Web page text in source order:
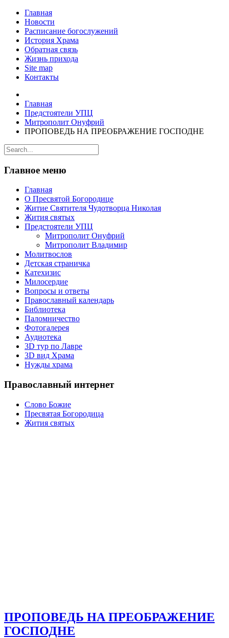
Главная
Новости
Расписание богослужений
История Храма
Обратная связь
Жизнь прихода
Site map
Контакты
Главная
Предстоятели УПЦ
Митрополит Онуфрий
ПРОПОВЕДЬ НА ПРЕОБРАЖЕНИЕ ГОСПОДНЕ
Главное меню
Главная
О Пресвятой Богородице
Житие Святителя Чудотворца Николая
Жития святых
Предстоятели УПЦ
Митрополит Онуфрий
Митрополит Владимир
Молитвослов
Детская страничка
Катехизис
Милосердие
Вопросы и ответы
Православный календарь
Библиотека
Паломничество
Фотогалерея
Аудиотека
3D тур по Лавре
3D вид Храма
Нужды храма
Православный интернет
Слово Божие
Пресвятая Богородица
Жития святых
ПРОПОВЕДЬ НА ПРЕОБРАЖЕНИЕ
ГОСПОДНЕ